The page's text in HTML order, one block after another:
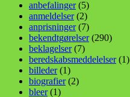
anbefalinger(5)
anmeldelser(2)
anprisninger(7)
bekendtgørelser(290)
beklagelser(7)
beredskabsmeddelelser(1)
billeder(1)
biografier(2)
bleer(1)